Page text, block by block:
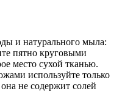
и натурального мыла:
пятно круговыми
место сухой тканью.
используйте только
не содержит солей